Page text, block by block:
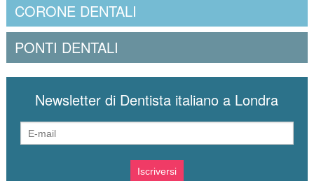
CORONE DENTALI
PONTI DENTALI
Newsletter di Dentista italiano a Londra